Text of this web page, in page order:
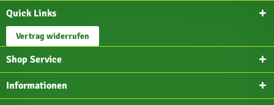
Quick Links
Vertrag widerrufen
Shop Service
Informationen